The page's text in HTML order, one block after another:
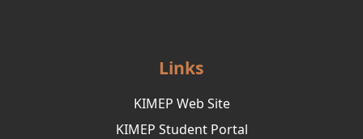
Links
KIMEP Web Site
KIMEP Student Portal